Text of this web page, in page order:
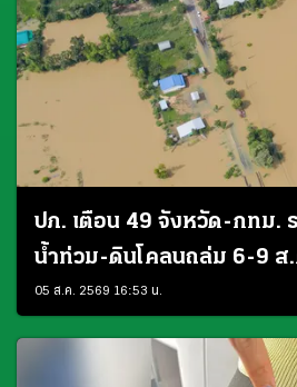
ปภ. เตือน 49 จังหวัด-กทม.
น้ำท่วม-ดินโคลนถล่ม 6-9 ส
05 ส.ค. 2569 16:53 น.